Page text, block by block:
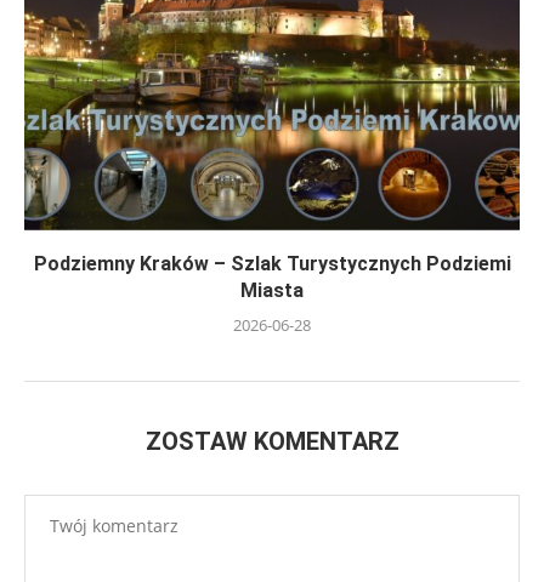
Podziemny Kraków – Szlak Turystycznych Podziemi
Miasta
2026-06-28
ZOSTAW KOMENTARZ